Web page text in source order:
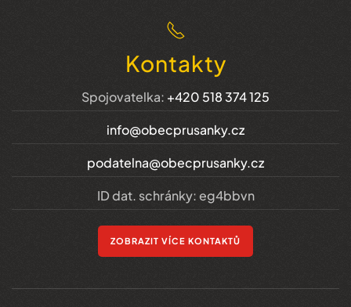
Kontakty
Spojovatelka: +420 518 374 125
info@obecprusanky.cz
podatelna@obecprusanky.cz
ID dat. schránky: eg4bbvn
ZOBRAZIT VÍCE KONTAKTŮ